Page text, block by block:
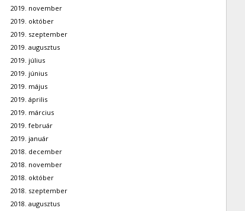
2019. november
2019. október
2019. szeptember
2019. augusztus
2019. július
2019. június
2019. május
2019. április
2019. március
2019. február
2019. január
2018. december
2018. november
2018. október
2018. szeptember
2018. augusztus